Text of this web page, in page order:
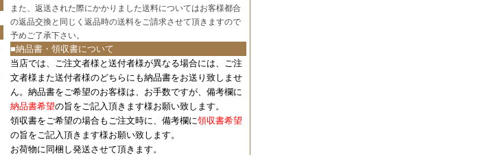
また、返送された際にかかりました送料についてはお客様都合
の返品交換と同じく返品時の送料をご請求させて頂きますので
予めご了承下さい。
■納品書・領収書について
当店では、ご注文者様と送付者様が異なる場合には、 ご注
文者様また送付者様のどちらにも納品書をお送り致しませ
ん。納品書をご希望のお客様は、お手数ですが、備考欄に
納品書希望の旨をご記入頂きます様お願い致します。
領収書をご希望の場合もご注文時に、備考欄に領収書希望
の旨をご記入頂きます様お願い致します。
お荷物に同梱し発送させて頂きます。